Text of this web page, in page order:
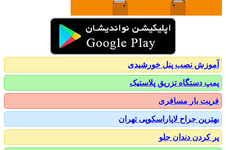
نصب پنل خورشیدی
دستگاه تزریق پلاستیک
بار مسافری
جراح لاپاراسکوپی تهران
دندان جلو